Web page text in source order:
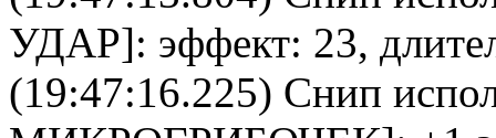
УДАР]: эффект: 23,
(19:47:16.225) Снип